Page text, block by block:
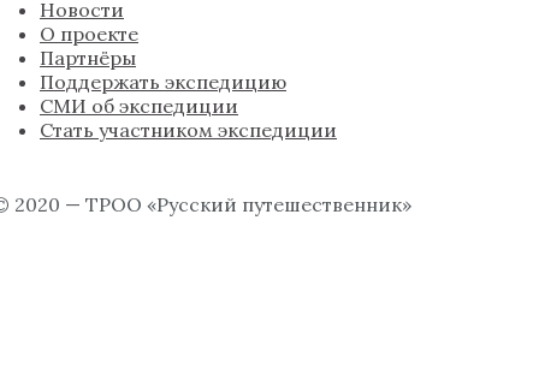
Новости
О проекте
Партнёры
Поддержать экспедицию
СМИ об экспедиции
Стать участником экспедиции
2020 — ТРОО «Русский путешественник»